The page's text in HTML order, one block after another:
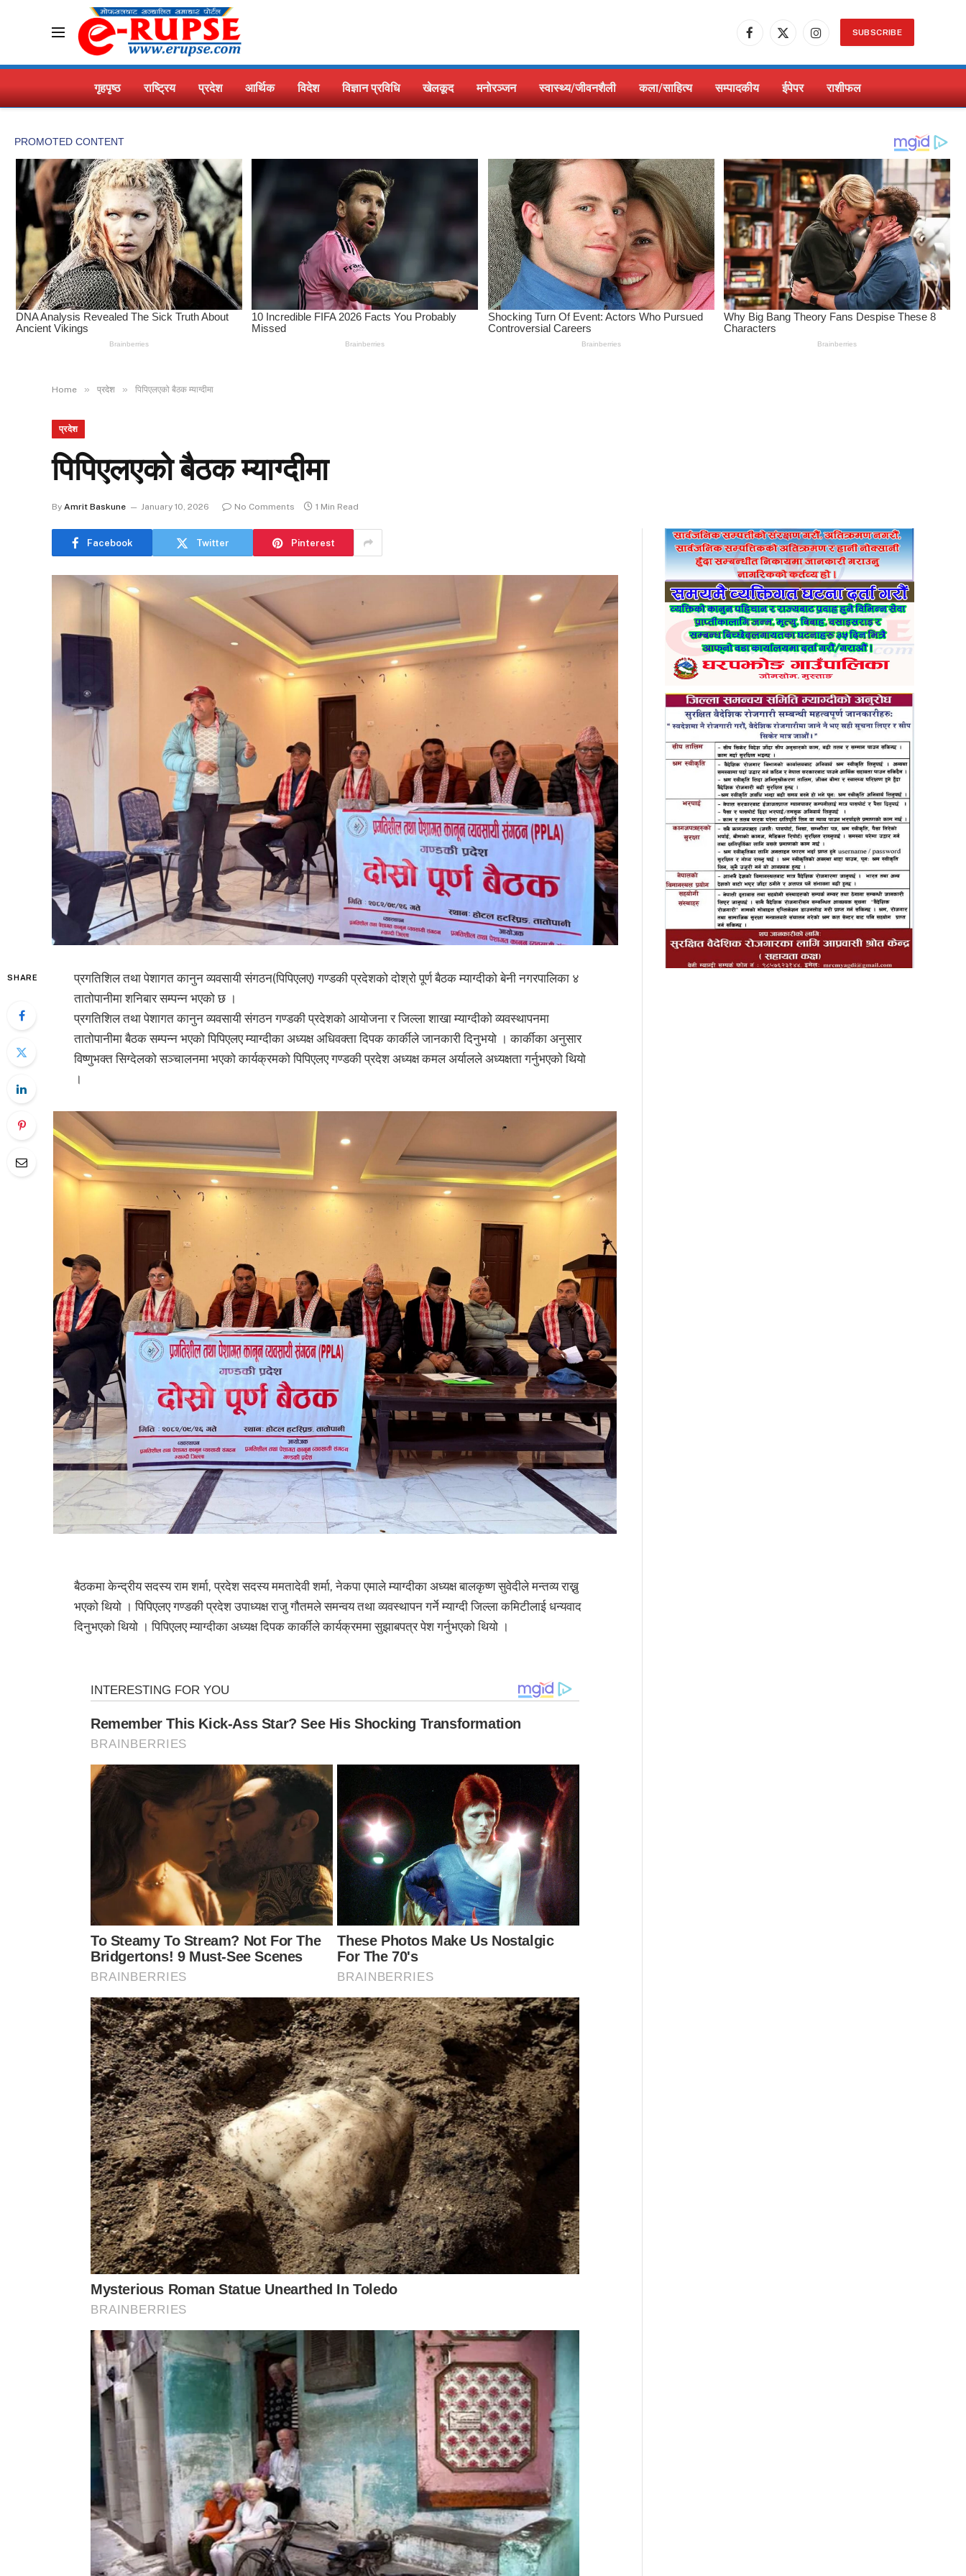
Facebook
X
Instagram
SUBSCRIBE
गृहपृष्ठ राष्ट्रिय प्रदेश आर्थिक विदेश विज्ञान प्रविधि खेलकूद मनोरञ्जन स्वास्थ्य/जीवनशैली कला/साहित्य सम्पादकीय ईपेपर राशीफल
Home » प्रदेश » पिपिएलएको बैठक म्याग्दीमा
प्रदेश
पिपिएलएको बैठक म्याग्दीमा
By Amrit Baskune January 10, 2026 No Comments 1 Min Read
Facebook Twitter Pinterest
SHARE
प्रगतिशिल तथा पेशागत कानुन व्यवसायी संगठन(पिपिएलए) गण्डकी प्रदेशको दोश्रो पूर्ण बैठक म्याग्दीको बेनी नगरपालिका ४
तातोपानीमा शनिबार सम्पन्न भएको छ ।
प्रगतिशिल तथा पेशागत कानुन व्यवसायी संगठन गण्डकी प्रदेशको आयोजना र जिल्ला शाखा म्याग्दीको व्यवस्थापनमा
तातोपानीमा बैठक सम्पन्न भएको पिपिएलए म्याग्दीका अध्यक्ष अधिवक्ता दिपक कार्कीले जानकारी दिनुभयो । कार्कीका अनुसार
विष्णुभक्त सिग्देलको सञ्चालनमा भएको कार्यक्रमको पिपिएलए गण्डकी प्रदेश अध्यक्ष कमल अर्यालले अध्यक्षता गर्नुभएको थियो
।
बैठकमा केन्द्रीय सदस्य राम शर्मा, प्रदेश सदस्य ममतादेवी शर्मा, नेकपा एमाले म्याग्दीका अध्यक्ष बालकृष्ण सुवेदीले मन्तव्य राख्नु
भएको थियो । पिपिएलए गण्डकी प्रदेश उपाध्यक्ष राजु गौतमले समन्वय तथा व्यवस्थापन गर्ने म्याग्दी जिल्ला कमिटीलाई धन्यवाद
दिनुभएको थियो । पिपिएलए म्याग्दीका अध्यक्ष दिपक कार्कीले कार्यक्रममा सुझाबपत्र पेश गर्नुभएको थियो ।